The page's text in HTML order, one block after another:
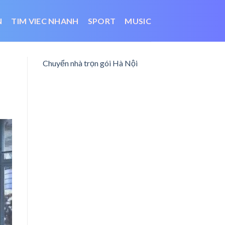
TIM VIEC NHANH SPORT MUSIC
Chuyển nhà trọn gói Hà Nội